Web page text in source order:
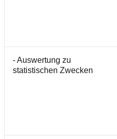
- Auswertung zu
statistischen Zwecken